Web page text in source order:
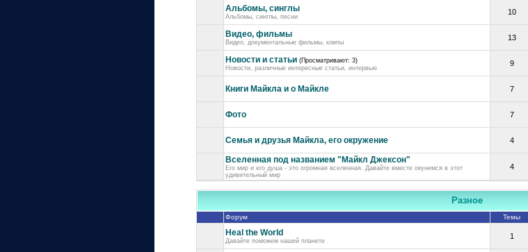
Альбомы, синглы
Альбомы, синглы, песни
10
Видео, фильмы
Видео, документальные фильмы, клипы
13
Новости и статьи (Просматривают: 3)
Новости, различные интересные статьи, интервью
9
Книги Майкла и о Майкле 7
Фото 7
Семья и друзья Майкла, его окружение 4
Вселенная под названием "Майкл Джексон"
Его мир и его душа - это огромная вселенная. Давайте вместе окунемся в этот
удивительный мир
4
Разное
Форум Темы
Heal the World
Давайте поможем нашей планете
1